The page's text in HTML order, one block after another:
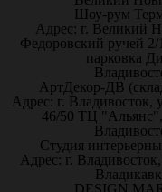
Шоу-рум
Адрес: г. Великий
Федоровский ручей 2/
парковка
АртДекор-ДВ
Адрес: г. Владивосток,
46/50 ТЦ
Студия
Адрес: г.
DESIGN